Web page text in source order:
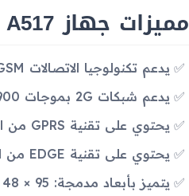
مميزات جهاز Samsung A517
يدعم تكنولوجيا الاتصالات GSM
يدعم شبكات 2G بموجات GSM 850 / 900 / 1800 / 1900
يحتوي على تقنية GPRS من الفئة 10
يحتوي على تقنية EDGE من الفئة 10
يتميز بأبعاد مدمجة: 95 × 48 × 16 مم